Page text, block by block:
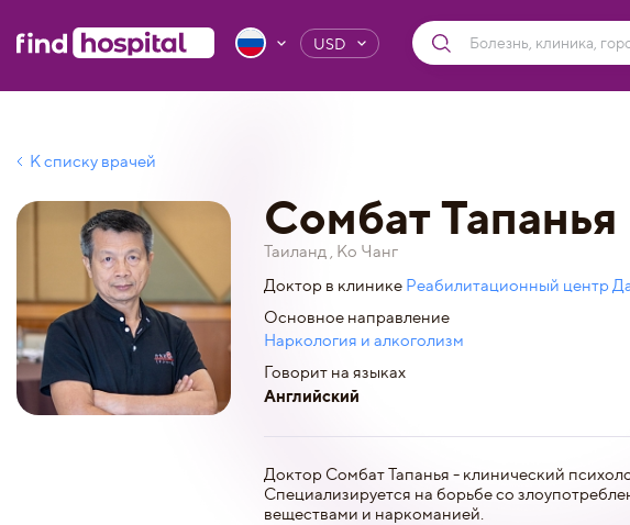
USD
К списку врачей
Сомбат Тапанья
Таиланд , Ко Чанг
Доктор в клинике Реабилитационный центр
Основное направление
Наркология и алкоголизм
Говорит на языках
Английский
Доктор Сомбат Тапанья - клинический
Специализируется на борьбе со
веществами и наркоманией.